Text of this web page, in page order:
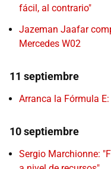
fácil, al contrario"
Jazeman Jaafar
Mercedes W02
11 septiembre
Arranca la Fórmula
10 septiembre
Sergio Marchionne: